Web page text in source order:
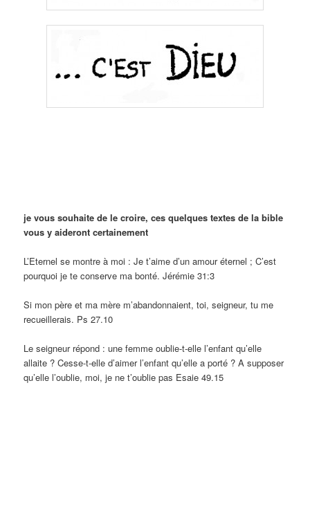
je vous souhaite de le croire, ces quelques textes de la bible
vous y aideront certainement
L’Eternel se montre à moi : Je t’aime d’un amour éternel ; C’est
pourquoi je te conserve ma bonté. Jérémie 31:3
Si mon père et ma mère m’abandonnaient, toi, seigneur, tu me
recueillerais. Ps 27.10
Le seigneur répond : une femme oublie-t-elle l’enfant qu’elle
allaite ? Cesse-t-elle d’aimer l’enfant qu’elle a porté ? A supposer
qu’elle l’oublie, moi, je ne t’oublie pas Esaie 49.15